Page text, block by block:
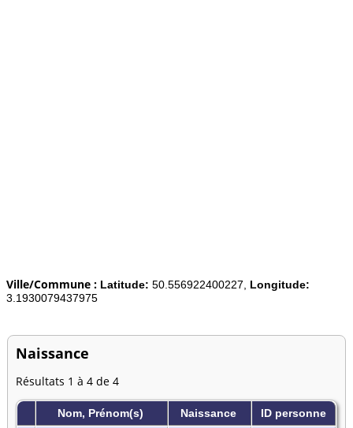
Ville/Commune : Latitude: 50.556922400227, Longitude:
3.1930079437975
Naissance
Résultats 1 à 4 de 4
Nom, Prénom(s) Naissance ID personne